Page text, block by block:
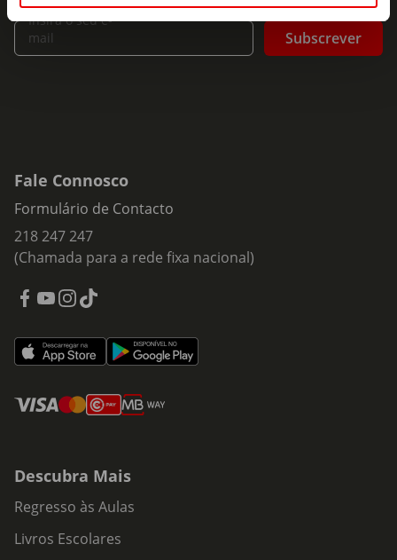
Insira o seu e-
mail
Subscrever
Fale Connosco
Formulário de Contacto
218 247 247
(Chamada para a rede fixa nacional)
Descubra Mais
Regresso às Aulas
Livros Escolares